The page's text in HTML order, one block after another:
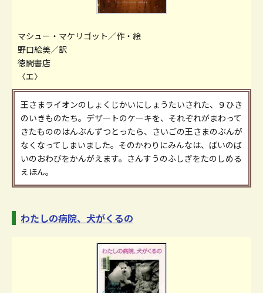
マシュー・マケリゴット／作・絵
野口絵美／訳
徳間書店
〈エ〉
王さまライオンのしょくじかいにしょうたいされた、９ひき
のいきものたち。デザートのケーキを、それぞれがまわって
きたもののはんぶんずつとったら、さいごの王さまのぶんが
なくなってしまいました。そのかわりにみんなは、ばいのば
いのおわびをかんがえます。さんすうのふしぎをたのしめる
えほん。
わたしの病院、犬がくるの